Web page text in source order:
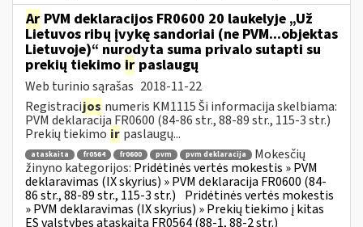
Ar PVM deklaracijos FR0600 20 laukelyje „Už
Lietuvos ribų įvykę sandoriai (ne PVM...objektas
Lietuvoje)“ nurodyta suma privalo sutapti su
prekių tiekimo ir paslaugų
Web turinio sąrašas 2018-11-22
Registracijos numeris KM1115 Ši informacija skelbiama:
PVM deklaracija FR0600 (84-86 str., 88-89 str., 115-3 str.)
Prekių tiekimo ir paslaugų...
ataskaita fr0564 fr0600 pvm pvm deklaracija
Mokesčių
žinyno kategorijos: Pridėtinės vertės mokestis » PVM
deklaravimas (IX skyrius) » PVM deklaracija FR0600 (84-
86 str., 88-89 str., 115-3 str.) Pridėtinės vertės mokestis
» PVM deklaravimas (IX skyrius) » Prekių tiekimo į kitas
ES valstybes ataskaita FR0564 (88-1, 88-2 str.)